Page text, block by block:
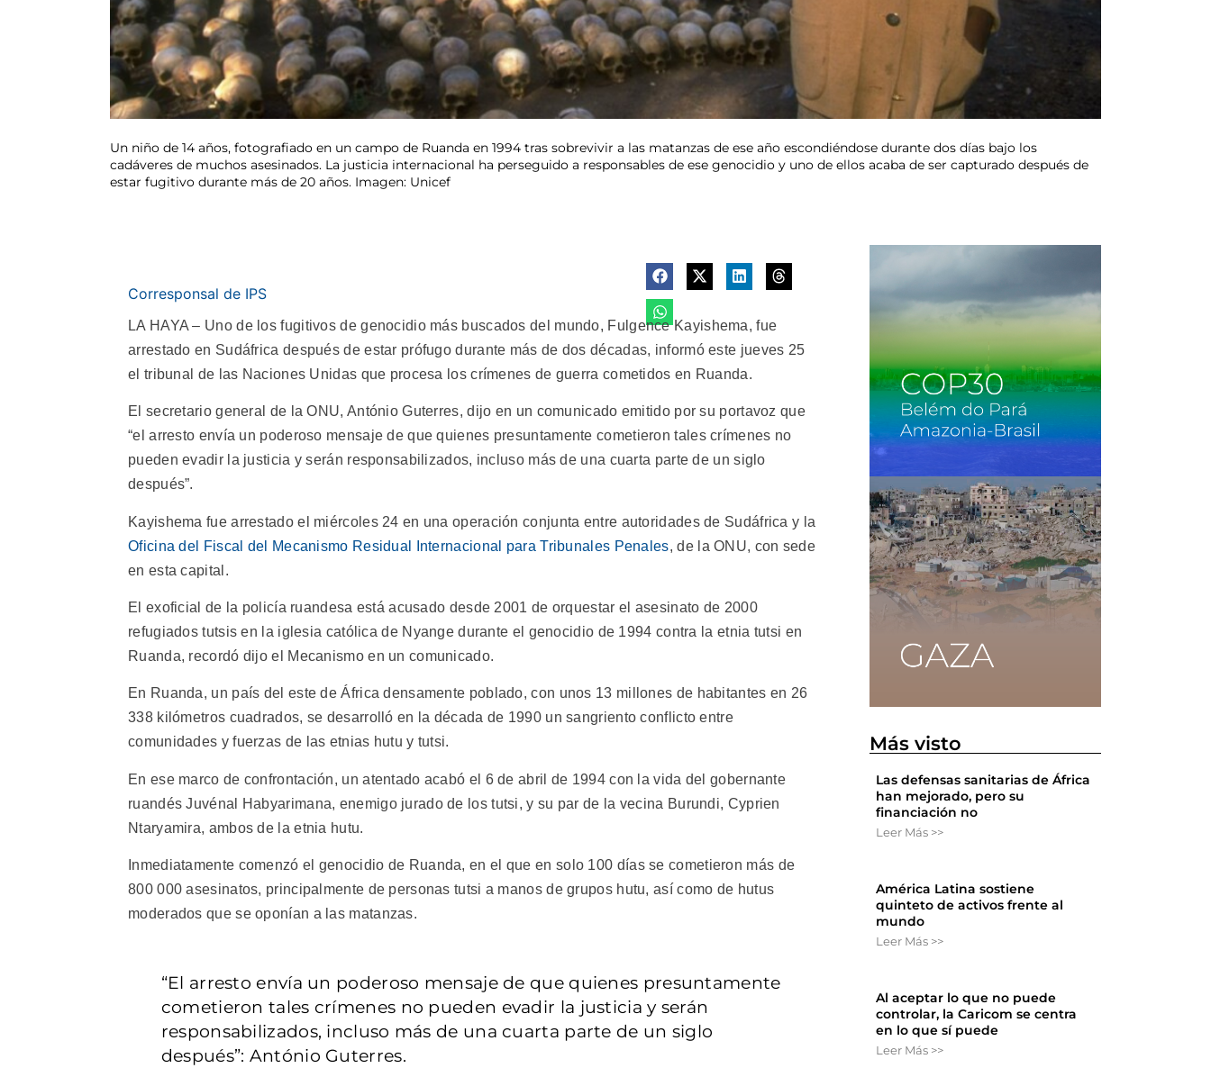
Un niño de 14 años, fotografiado en un campo de Ruanda en 1994 tras sobrevivir a las matanzas de ese año escondiéndose durante dos días bajo los
cadáveres de muchos asesinados. La justicia internacional ha perseguido a responsables de ese genocidio y uno de ellos acaba de ser capturado después de
estar fugitivo durante más de 20 años. Imagen: Unicef
Corresponsal de IPS
LA HAYA – Uno de los fugitivos de genocidio más buscados del mundo, Fulgence Kayishema, fue
arrestado en Sudáfrica después de estar prófugo durante más de dos décadas, informó este jueves 25
el tribunal de las Naciones Unidas que procesa los crímenes de guerra cometidos en Ruanda.
El secretario general de la ONU, António Guterres, dijo en un comunicado emitido por su portavoz que
“el arresto envía un poderoso mensaje de que quienes presuntamente cometieron tales crímenes no
pueden evadir la justicia y serán responsabilizados, incluso más de una cuarta parte de un siglo
después”.
Kayishema fue arrestado el miércoles 24 en una operación conjunta entre autoridades de Sudáfrica y la
Oficina del Fiscal del Mecanismo Residual Internacional para Tribunales Penales, de la ONU, con sede
en esta capital.
El exoficial de la policía ruandesa está acusado desde 2001 de orquestar el asesinato de 2000
refugiados tutsis en la iglesia católica de Nyange durante el genocidio de 1994 contra la etnia tutsi en
Ruanda, recordó dijo el Mecanismo en un comunicado.
En Ruanda, un país del este de África densamente poblado, con unos 13 millones de habitantes en 26
338 kilómetros cuadrados, se desarrolló en la década de 1990 un sangriento conflicto entre
comunidades y fuerzas de las etnias hutu y tutsi.
En ese marco de confrontación, un atentado acabó el 6 de abril de 1994 con la vida del gobernante
ruandés Juvénal Habyarimana, enemigo jurado de los tutsi, y su par de la vecina Burundi, Cyprien
Ntaryamira, ambos de la etnia hutu.
Inmediatamente comenzó el genocidio de Ruanda, en el que en solo 100 días se cometieron más de
800 000 asesinatos, principalmente de personas tutsi a manos de grupos hutu, así como de hutus
moderados que se oponían a las matanzas.
“El arresto envía un poderoso mensaje de que quienes presuntamente
cometieron tales crímenes no pueden evadir la justicia y serán
responsabilizados, incluso más de una cuarta parte de un siglo
después”: António Guterres.
Más visto
Las defensas sanitarias de África
han mejorado, pero su
financiación no
Leer Más >>
América Latina sostiene
quinteto de activos frente al
mundo
Leer Más >>
Al aceptar lo que no puede
controlar, la Caricom se centra
en lo que sí puede
Leer Más >>